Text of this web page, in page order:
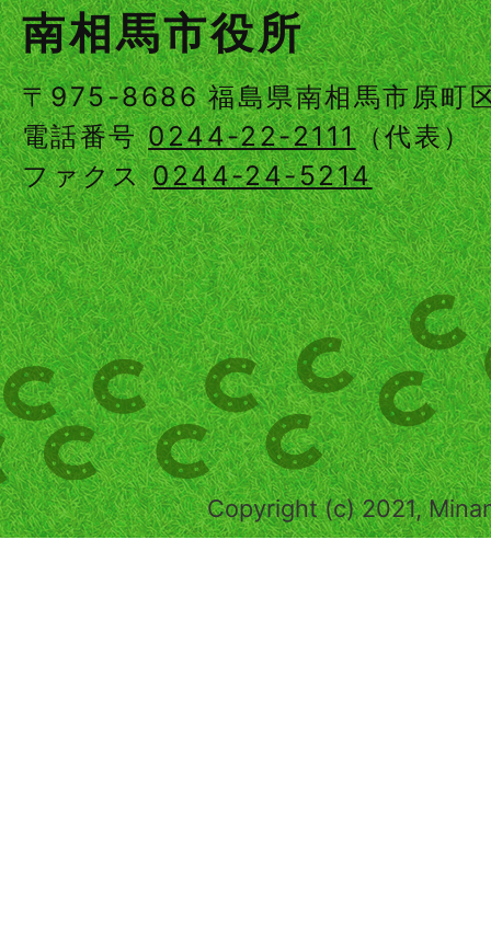
南相馬市役所
〒975-8686 福島県南相馬市原町
電話番号0244-22-2111（代表）
ファクス0244-24-5214
Copyright (c) 2021,